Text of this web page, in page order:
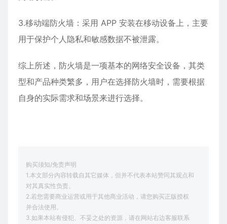
3.移动端防火墙：采用 APP 安装在移动设备上，主要
用于保护个人隐私和敏感数据不被泄露。
综上所述，防火墙是一项基本的网络安全设备，其类
型和产品种类繁多，用户在选择防火墙时，需要根据
自身的实际需求和场景来进行选择。
购买须知/免责声明
1.本文部分内容转载自其它媒体，但并不代表本站赞同其观点和
对其真实性负责。
2.若您需要商业运营或用于其他商业活动，请您购买正版授权
并合法使用。
3.如果本站有侵犯、不妥之处的资源，请在网站右边客服联系